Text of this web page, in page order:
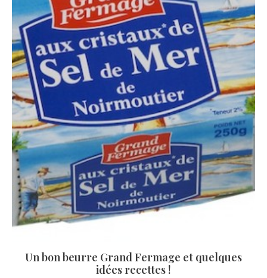
Un bon beurre Grand Fermage et quelques
idées recettes !